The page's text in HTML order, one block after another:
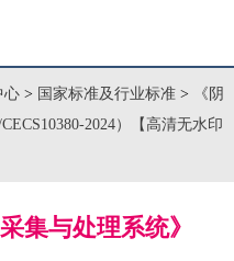
心 > 国家标准及行业标准 >
《阴
2024）【高清无水印
集与处理系统》